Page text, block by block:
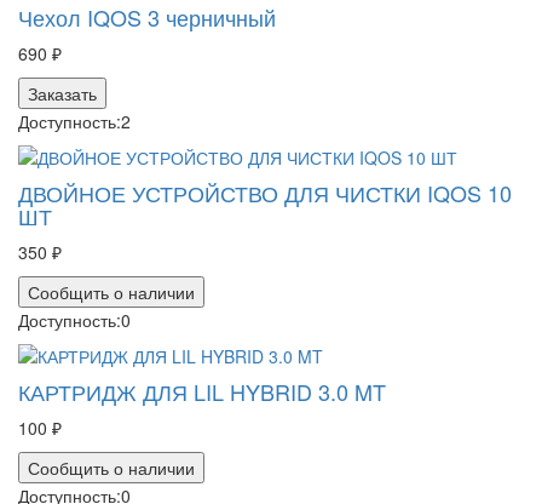
Чехол IQOS 3 черничный
690 ₽
Заказать
Доступность:2
ДВОЙНОЕ УСТРОЙСТВО ДЛЯ ЧИСТКИ IQOS 10
ШТ
350 ₽
Сообщить о наличии
Доступность:0
КАРТРИДЖ ДЛЯ LIL HYBRID 3.0 MT
100 ₽
Сообщить о наличии
Доступность:0